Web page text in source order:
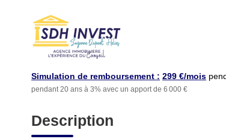
Simulation de remboursement : 299 €/mois
ans à 3% avec
pendant 20 ans à 3% avec un apport de 6 000 €
Description